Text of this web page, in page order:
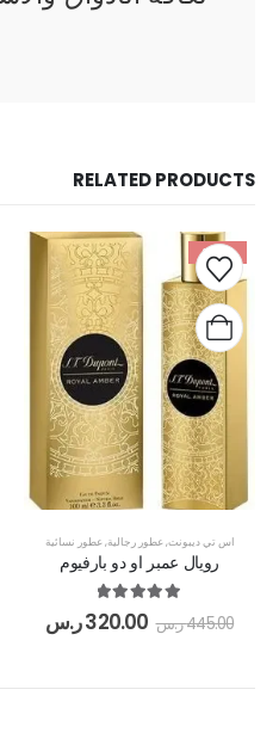
RELATED PRODUCTS
-28%
اس تي ديبونت,عطور رجالية,عطور نسائية
رويال عمبر او دو بارفيوم
445.00ر.س 320.00ر.س